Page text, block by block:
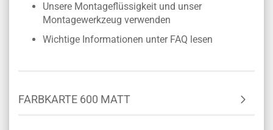
Unsere Montageflüssigkeit und unser
Montagewerkzeug verwenden
Wichtige Informationen unter FAQ lesen
FARBKARTE 600 MATT